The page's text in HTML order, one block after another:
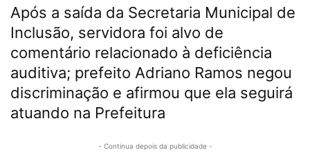
Após a saída da Secretaria Municipal de
Inclusão, servidora foi alvo de
comentário relacionado à deficiência
auditiva; prefeito Adriano Ramos negou
discriminação e afirmou que ela seguirá
atuando na Prefeitura
- Continua depois da publicidade -